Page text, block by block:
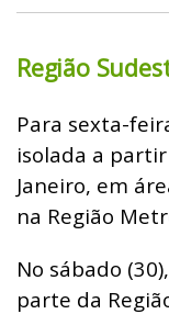
Região
Para sexta-
isolada a
Janeiro, em
na Região
No sábado
parte da